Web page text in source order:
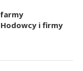
farmy
i firmy